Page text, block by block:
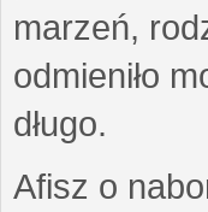
marzeń,
odmieniło
długo.
Afisz o